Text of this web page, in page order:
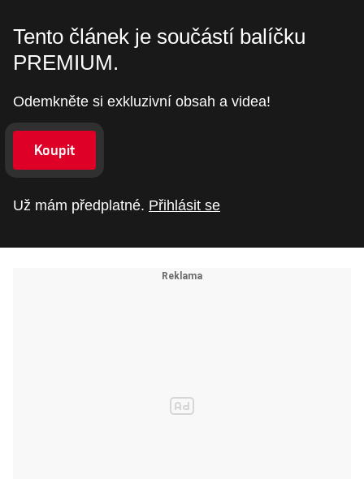
Tento článek je součástí balíčku
PREMIUM.
Odemkněte si exkluzivní obsah a videa!
Koupit
Už mám předplatné. Přihlásit se